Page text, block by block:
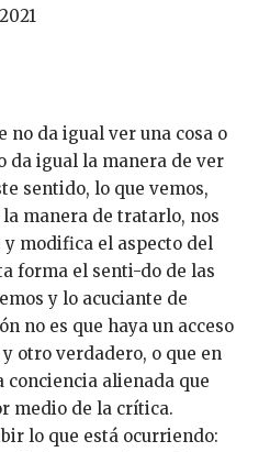
2021
da igual la manera de ver
sentido, lo que vemos,
manera de tratarlo, nos
modifica el aspecto del
forma el senti-do de las
y lo acuciante de
no es que haya un acceso
otro verdadero, o que en
conciencia alienada que
medio de la crítica.
lo que está ocurriendo: